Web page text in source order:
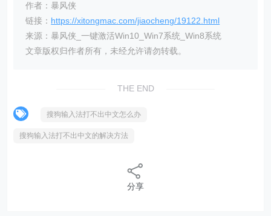
作者：暴风侠
链接： https://xitongmac.com/jiaocheng/19122.html
来源：暴风侠_一键激活Win10_Win7系统_Win8系统
文章版权归作者所有，未经允许请勿转载。
THE END
搜狗输入法打不出中文怎么办
搜狗输入法打不出中文的解决方法
分享